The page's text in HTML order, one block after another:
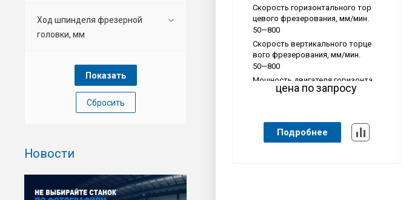
Да
Скорость горизонтального тор
цевого фрезерования, мм/мин.
50—800
Скорость вертикального торце
вого фрезерования, мм/мин.
50—800
Мощность двигателя горизонта
льной подачи, кВт
цена по запросу
Подробнее
Ход шпинделя фрезерной
головки, мм
Сбросить
Новости